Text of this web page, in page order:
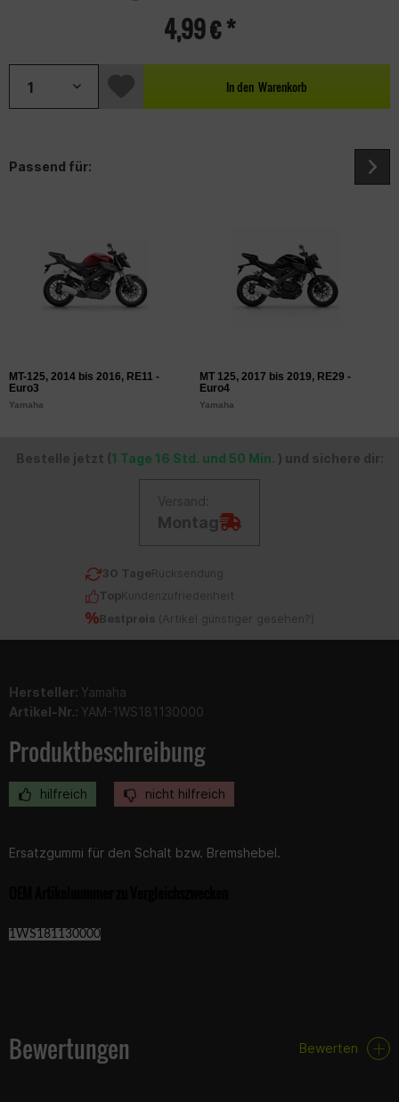
4,99 € *
In den Warenkorb
Passend für:
MT-125, 2014 bis 2016, RE11 -
Euro3
Yamaha
MT 125, 2017 bis 2019, RE29 -
Euro4
Yamaha
Bestelle jetzt (1 Tage 16 Std. und 50 Min. ) und sichere dir:
Versand:
Montag
30 TageRücksendung
TopKundenzufriedenheit
Bestpreis ( Artikel günstiger gesehen? )
Hersteller: Yamaha
Artikel-Nr.: YAM-1WS181130000
Produktbeschreibung
hilfreich nicht hilfreich
Ersatzgummi für den Schalt bzw. Bremshebel.
1WS181130000
Bewertungen Bewerten